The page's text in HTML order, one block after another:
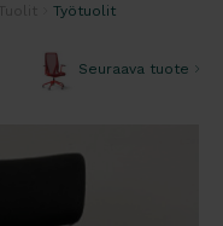
Työtuolit
Seuraava tuote